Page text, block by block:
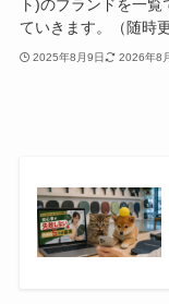
ト)のブランドを一覧
ていきます。（随時
2025年8月9日 2026年8